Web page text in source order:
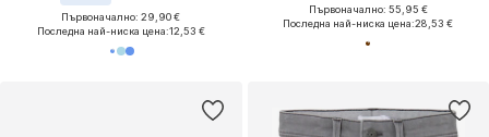
Първоначално: 29,90 €
Последна най-ниска цена:12,53 €
Първоначално: 55,95 €
Последна най-ниска цена:28,53 €